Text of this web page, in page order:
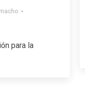
para la